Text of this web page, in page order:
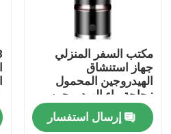
اتصل بنا
أخبار
حالات
مكتب السفر المنزلي
جهاز استنشاق
الهيدروجين المحمول
زجاجة ماء الهيدروجين
الذكية 350 مل
إرسال استفسار